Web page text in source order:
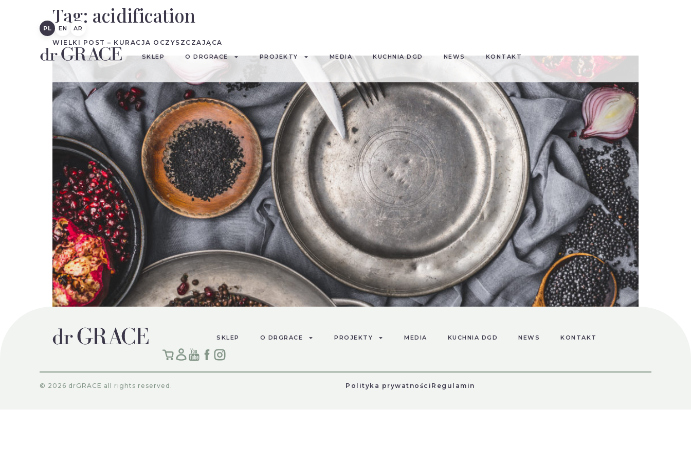
PL EN AR
SKLEP O DRGRACE PROJEKTY MEDIA KUCHNIA DGD NEWS KONTAKT
Tag: acidification
WIELKI POST – KURACJA OCZYSZCZAJĄCA
Grażyna Pająk – dr nauk biologicznych Nawet najmniejszy kęs poży­wienia ma wpływ na ogólny stan organizmu. Według badań tok­sykologicznych,
rocznie zjadamy od czterech do ośmiu kilogramów różnych związków chemicznych pod postacią dodatków do żyw­ności. Taka […]
SKLEP O DRGRACE PROJEKTY MEDIA KUCHNIA DGD NEWS KONTAKT
© 2026 drGRACE all rights reserved. Polityka prywatności Regulamin